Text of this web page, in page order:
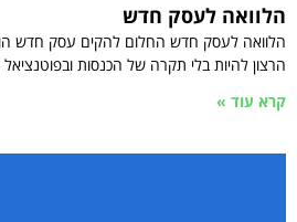
הלוואה לעסק חדש
הלוואה לעסק חדש החלום להקים עסק חדש
הרצון להיות בלי תקרה של הכנסות
קרא עוד »